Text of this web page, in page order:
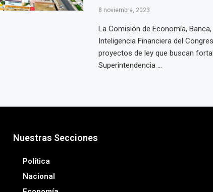
8 noviembre, 2023
La Comisión de Economía,
Inteligencia Financiera del
proyectos de ley que buscan
Superintendencia ...
Nuestras Secciones
Política
Nacional